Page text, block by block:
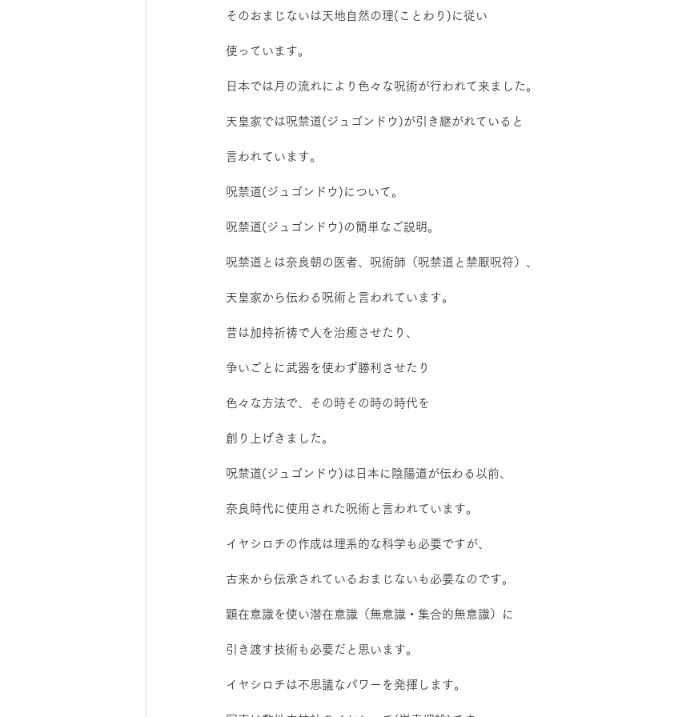
そのおまじないは天地自然の理(ことわり)に従い
使っています。
日本では月の流れにより色々な呪術が行われて来ました。
天皇家では呪禁道(ジュゴンドウ)が引き継がれていると
言われています。
呪禁道(ジュゴンドウ)について。
呪禁道(ジュゴンドウ)の簡単なご説明。
呪禁道とは奈良朝の医者、呪術師（呪禁道と禁厭呪符）、
天皇家から伝わる呪術と言われています。
昔は加持祈祷で人を治癒させたり、
争いごとに武器を使わず勝利させたり
色々な方法で、その時その時の時代を
創り上げきました。
呪禁道(ジュゴンドウ)は日本に陰陽道が伝わる以前、
奈良時代に使用された呪術と言われています。
イヤシロチの作成は理系的な科学も必要ですが、
古来から伝承されているおまじないも必要なのです。
顕在意識を使い潜在意識（無意識・集合的無意識）に
引き渡す技術も必要だと思います。
イヤシロチは不思議なパワーを発揮します。